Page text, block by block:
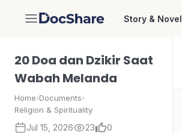
DocShare Story & Novel
20 Doa dan Dzikir Saat
Wabah Melanda
Home›Documents›
Religion & Spirituality
Jul 15, 2026 23 0